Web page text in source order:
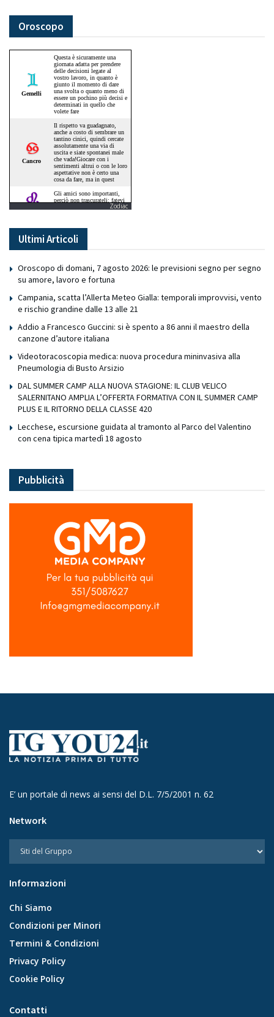
Oroscopo
Zodiac
Ultimi Articoli
Oroscopo di domani, 7 agosto 2026: le previsioni segno per segno
su amore, lavoro e fortuna
Campania, scatta l’Allerta Meteo Gialla: temporali improvvisi, vento
e rischio grandine dalle 13 alle 21
Addio a Francesco Guccini: si è spento a 86 anni il maestro della
canzone d’autore italiana
Videotoracoscopia medica: nuova procedura mininvasiva alla
Pneumologia di Busto Arsizio
DAL SUMMER CAMP ALLA NUOVA STAGIONE: IL CLUB VELICO
SALERNITANO AMPLIA L’OFFERTA FORMATIVA CON IL SUMMER CAMP
PLUS E IL RITORNO DELLA CLASSE 420
Lecchese, escursione guidata al tramonto al Parco del Valentino
con cena tipica martedì 18 agosto
Pubblicità
E’ un portale di news ai sensi del D.L. 7/5/2001 n. 62
Network
Informazioni
Chi Siamo
Condizioni per Minori
Termini & Condizioni
Privacy Policy
Cookie Policy
Contatti